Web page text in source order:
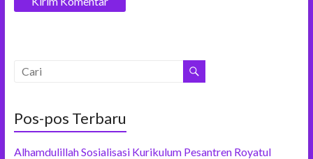
Pos-pos Terbaru
Alhamdulillah Sosialisasi Kurikulum Pesantren Royatul